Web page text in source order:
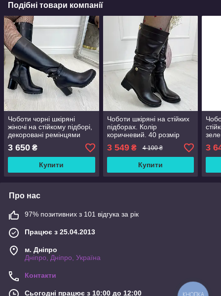
Подібні товари компанії
Чоботи чорні шкіряні
жіночі на стійкому підборі,
декоровані ремінцями
3 650 ₴
Купити
Чоботи шкіряні на стійких
підборах. Колір
коричневий. 40 розмір
3 549₴ 4 100 ₴
Купити
3
Про нас
97% позитивних з 101 відгука за рік
Працює з 25.04.2013
м. Дніпро
Дніпро, Дніпро, Україна
Контакти
Сьогодні працює з 10:00 до 12:00 КНОПКА